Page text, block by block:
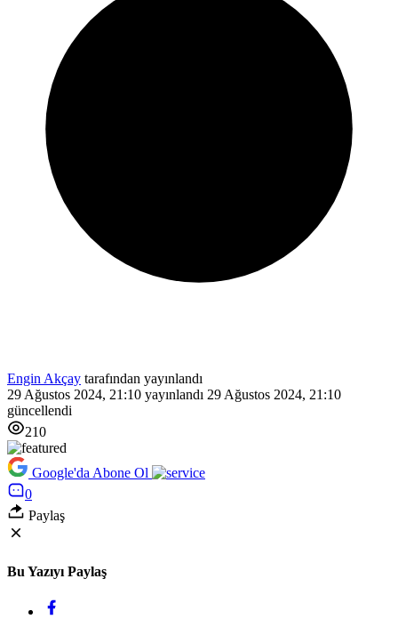
Engin Akçay tarafından yayınlandı
29 Ağustos 2024, 21:10 yayınlandı 29 Ağustos 2024, 21:10
güncellendi
210
Google'da Abone Ol
0
Paylaş
Bu Yazıyı Paylaş